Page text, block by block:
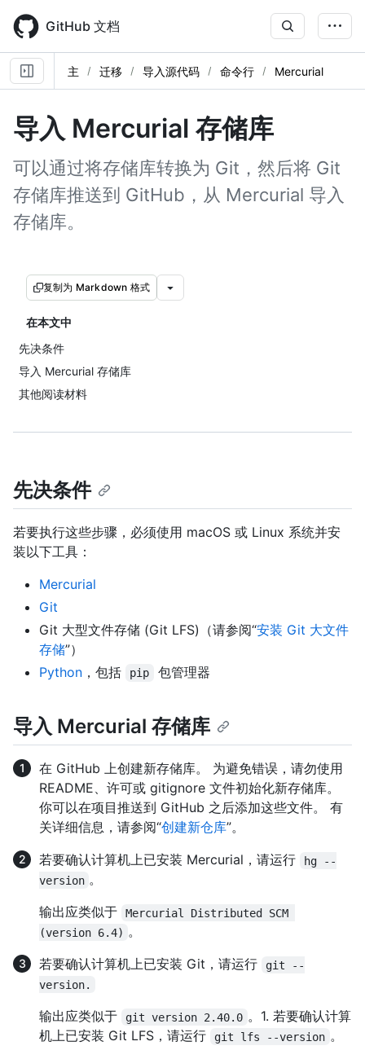
main
content
GitHub 文档
主 迁移 导入源代码 命令行 Mercurial
导入 Mercurial 存储库
可以通过将存储库转换为 Git，然后将 Git
存储库推送到 GitHub，从 Mercurial 导入
存储库。
复制为 Markdown 格式
在本文中
先决条件
导入 Mercurial 存储库
其他阅读材料
先决条件
若要执行这些步骤，必须使用 macOS 或 Linux 系统并安
装以下工具：
Mercurial
Git
Git 大型文件存储 (Git LFS)（请参阅“安装 Git 大文件
存储”）
Python ，包括 pip 包管理器
导入 Mercurial 存储库
在 GitHub 上创建新存储库。 为避免错误，请勿使用
README、许可或 gitignore 文件初始化新存储库。
你可以在项目推送到 GitHub 之后添加这些文件。 有
关详细信息，请参阅“创建新仓库”。
若要确认计算机上已安装 Mercurial，请运行
hg --
version 。
输出应类似于
Mercurial Distributed SCM
(version 6.4) 。
若要确认计算机上已安装 Git，请运行
git --
version.
输出应类似于 git version 2.40.0 。1. 若要确认计算
机上已安装 Git LFS，请运行
git lfs --version 。